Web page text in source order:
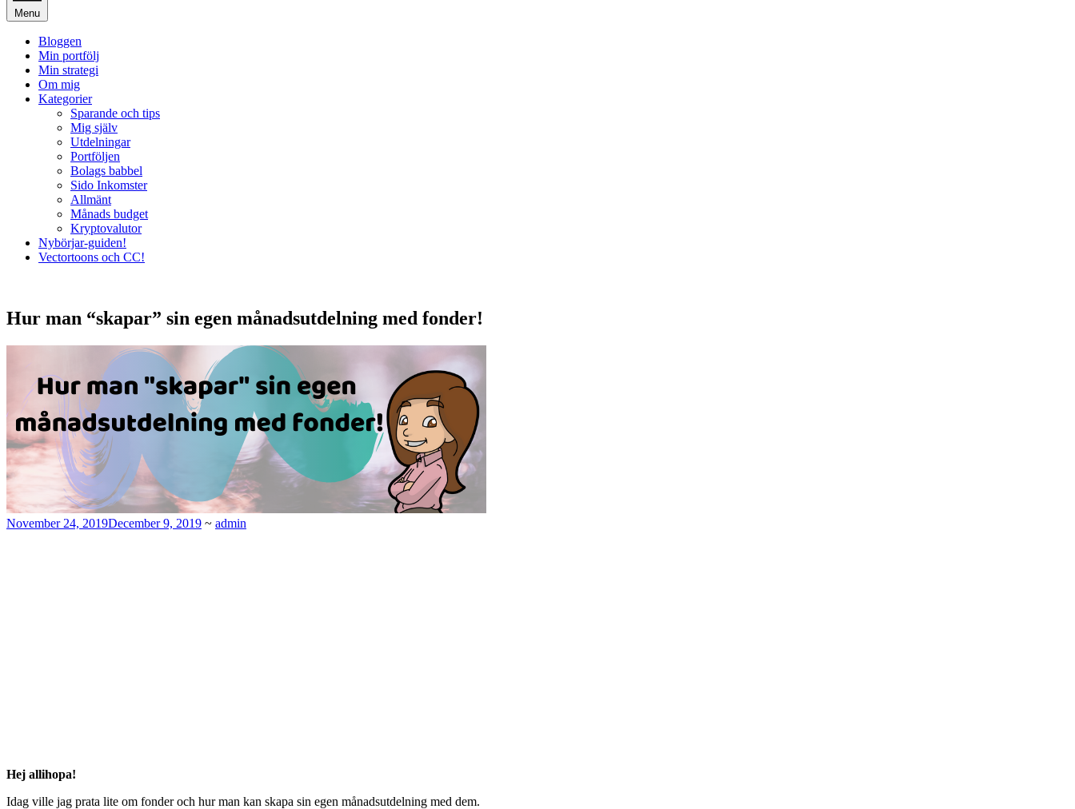
Menu
Bloggen
Min portfölj
Min strategi
Om mig
Kategorier
Sparande och tips
Mig själv
Utdelningar
Portföljen
Bolags babbel
Sido Inkomster
Allmänt
Månads budget
Kryptovalutor
Nybörjar-guiden!
Vectortoons och CC!
Hur man “skapar” sin egen månadsutdelning med fonder!
November 24, 2019December 9, 2019 ~ admin
Hej allihopa!
Idag ville jag prata lite om fonder och hur man kan skapa sin egen månadsutdelning med dem.